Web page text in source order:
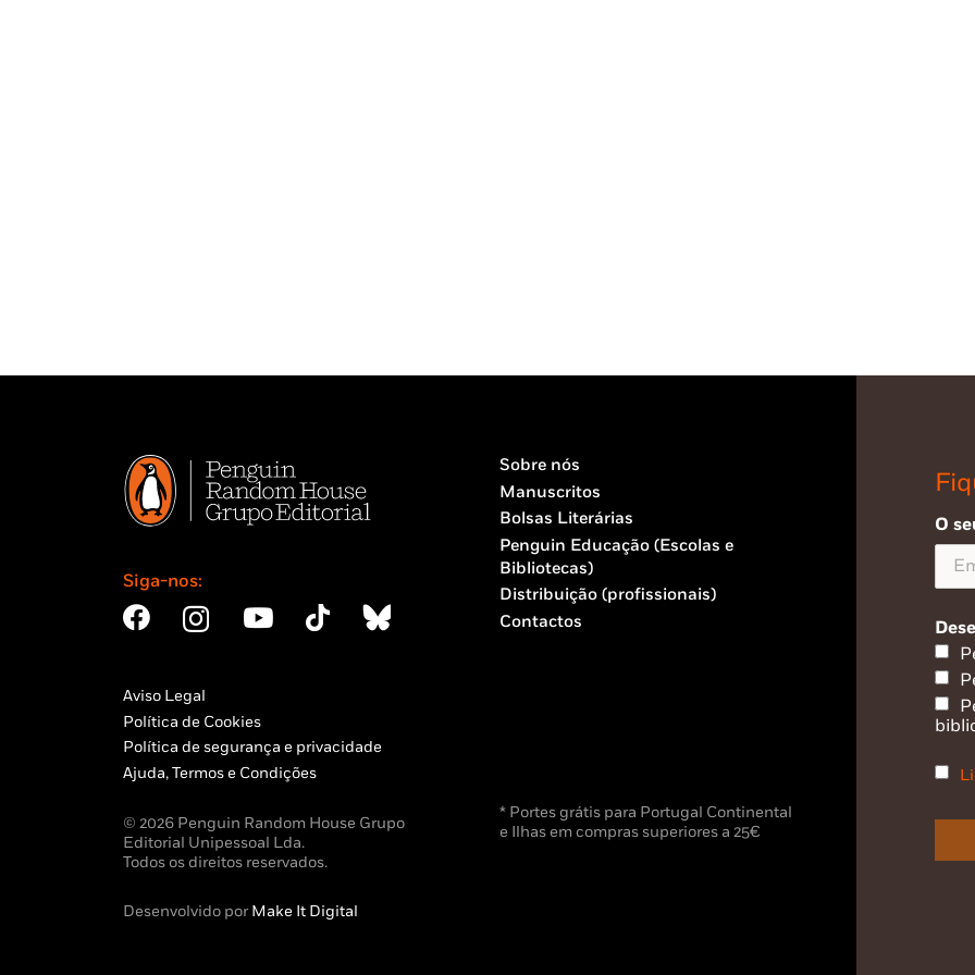
Siga-nos:
Aviso Legal
Política de Cookies
Política de segurança e privacidade
Ajuda, Termos e Condições
© 2026 Penguin Random House Grupo
Editorial Unipessoal Lda.
Todos os direitos reservados.
Desenvolvido porMake It Digital
Sobre nós
Manuscritos
Bolsas Literárias
Penguin Educação (Escolas e
Bibliotecas)
Distribuição (profissionais)
Contactos
* Portes grátis para Portugal Continental
e Ilhas em compras superiores a 25€
O